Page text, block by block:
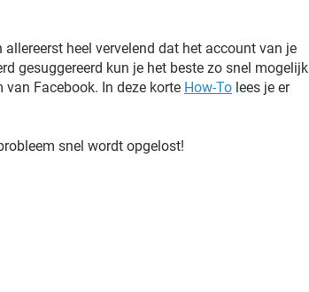
heel vervelend dat het account van je
gesuggereerd kun je het beste zo snel mogelijk
Facebook. In deze korte How-To lees je er
snel wordt opgelost!